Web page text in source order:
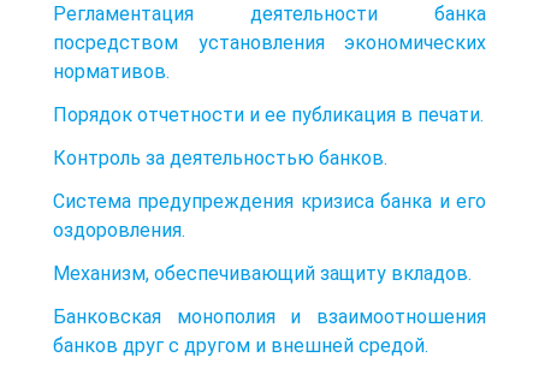
Регламентация деятельности банка
посредством установления экономических
нормативов.
Порядок отчетности и ее публикация в печати.
Контроль за деятельностью банков.
Система предупреждения кризиса банка и его
оздоровления.
Механизм, обеспечивающий защиту вкладов.
Банковская монополия и взаимоотношения
банков друг с другом и внешней средой.